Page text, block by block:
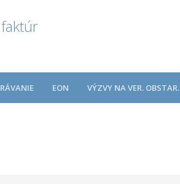
EON VÝZVY NA VER. OBSTAR.